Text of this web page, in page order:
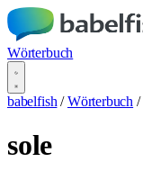
Wörterbuch
babelfish / Wörterbuch /
sole